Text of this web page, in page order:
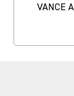
VANCE